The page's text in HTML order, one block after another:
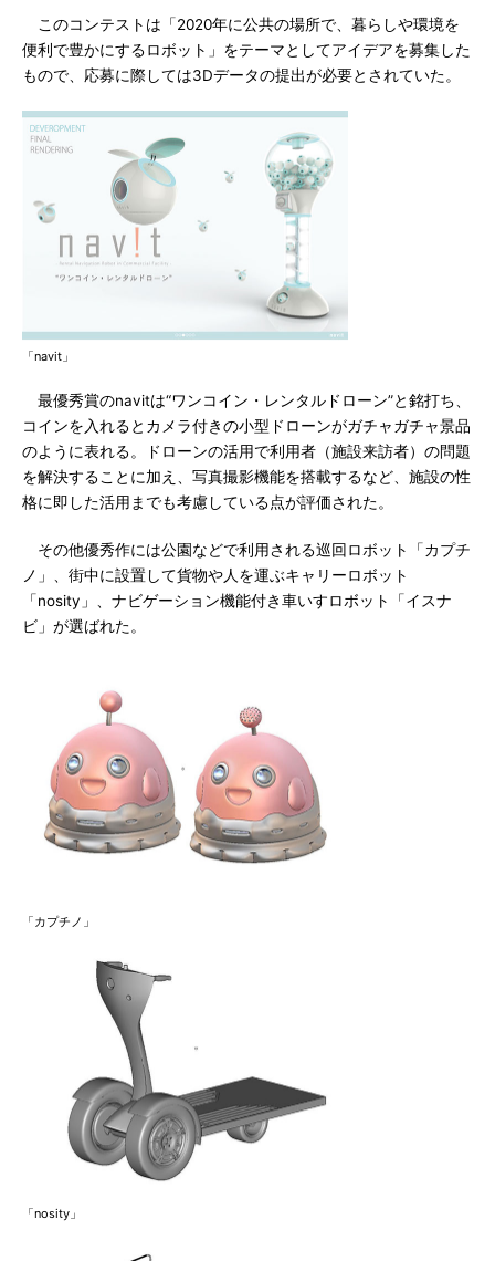
このコンテストは「2020年に公共の場所で、暮らしや環境を
便利で豊かにするロボット」をテーマとしてアイデアを募集した
もので、応募に際しては3Dデータの提出が必要とされていた。
「navit」
最優秀賞のnavitは“ワンコイン・レンタルドローン”と銘打ち、
コインを入れるとカメラ付きの小型ドローンがガチャガチャ景品
のように表れる。ドローンの活用で利用者（施設来訪者）の問題
を解決することに加え、写真撮影機能を搭載するなど、施設の性
格に即した活用までも考慮している点が評価された。
その他優秀作には公園などで利用される巡回ロボット「カプチ
ノ」、街中に設置して貨物や人を運ぶキャリーロボット
「nosity」、ナビゲーション機能付き車いすロボット「イスナ
ビ」が選ばれた。
「カプチノ」
「nosity」